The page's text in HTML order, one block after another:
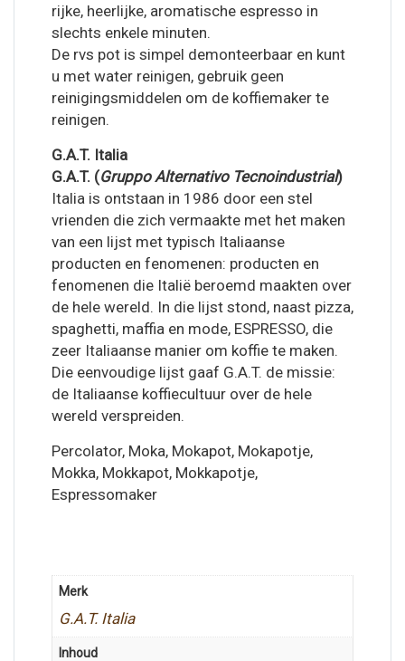
rijke, heerlijke, aromatische espresso in
slechts enkele minuten.
De rvs pot is simpel demonteerbaar en kunt
u met water reinigen, gebruik geen
reinigingsmiddelen om de koffiemaker te
reinigen.
G.A.T. Italia
G.A.T. (Gruppo Alternativo Tecnoindustrial)
Italia is ontstaan in 1986 door een stel
vrienden die zich vermaakte met het maken
van een lijst met typisch Italiaanse
producten en fenomenen: producten en
fenomenen die Italië beroemd maakten over
de hele wereld. In die lijst stond, naast pizza,
spaghetti, maffia en mode, ESPRESSO, die
zeer Italiaanse manier om koffie te maken.
Die eenvoudige lijst gaaf G.A.T. de missie:
de Italiaanse koffiecultuur over de hele
wereld verspreiden.
Percolator, Moka, Mokapot, Mokapotje,
Mokka, Mokkapot, Mokkapotje,
Espressomaker
Merk
G.A.T. Italia
Inhoud